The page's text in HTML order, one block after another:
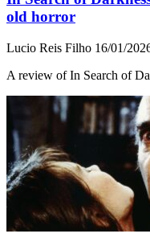
old horror
Lucio Reis Filho 16/01/
A review of In Search of